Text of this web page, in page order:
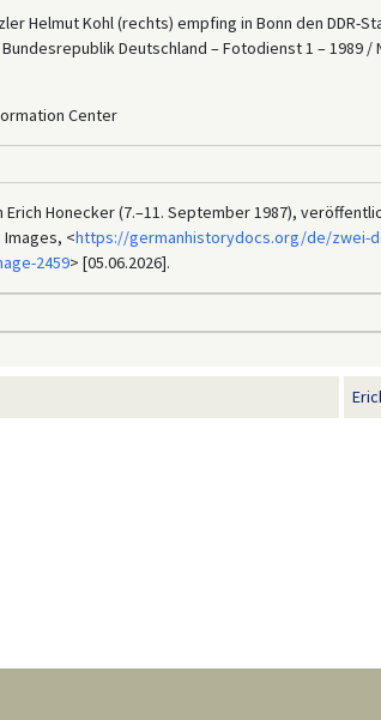
Helmut Kohl (rechts) empfing in Bonn den DDR-
Deutschland – Fotodienst 1 – 1989 /
Center
Honecker (7.–11. September 1987),
Images, <https://germanhistorydocs.org/de/zwei-
2459> [05.06.2026].